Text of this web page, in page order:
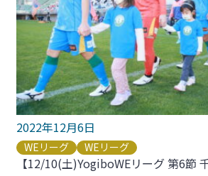
2022年12月6日
WEリーグ WEリーグ